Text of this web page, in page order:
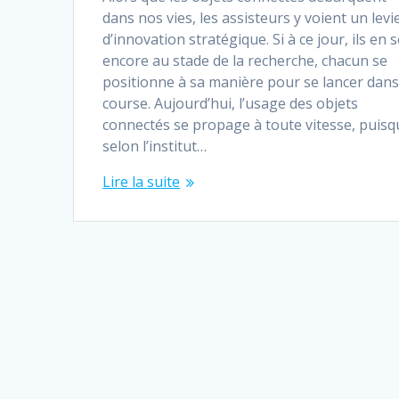
dans nos vies, les assisteurs y voient un
d’innovation stratégique. Si à ce jour, ils en
encore au stade de la recherche, chacun se
positionne à sa manière pour se lancer
course. Aujourd’hui, l’usage des objets
connectés se propage à toute vitesse,
selon l’institut…
Lire la suite